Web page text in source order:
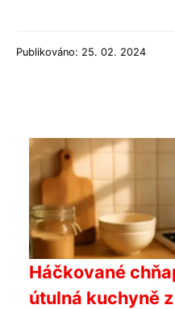
Publikováno: 25. 02. 2024
Háčkované
útulná kuchyně